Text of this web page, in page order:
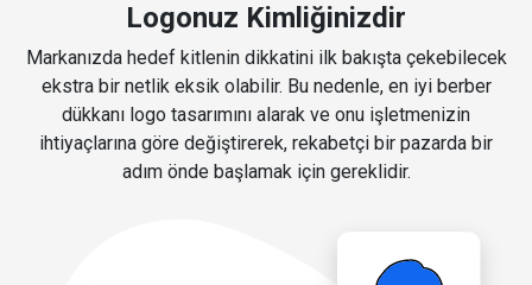
Logonuz Kimliğinizdir
Markanızda hedef kitlenin dikkatini ilk bakışta çekebilecek
ekstra bir netlik eksik olabilir. Bu nedenle, en iyi berber
dükkanı logo tasarımını alarak ve onu işletmenizin
ihtiyaçlarına göre değiştirerek, rekabetçi bir pazarda bir
adım önde başlamak için gereklidir.